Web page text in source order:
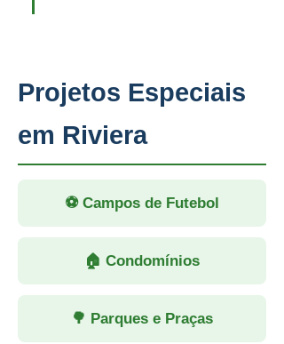
Projetos Especiais
em Riviera
⚽ Campos de Futebol
🏠 Condomínios
🌳 Parques e Praças